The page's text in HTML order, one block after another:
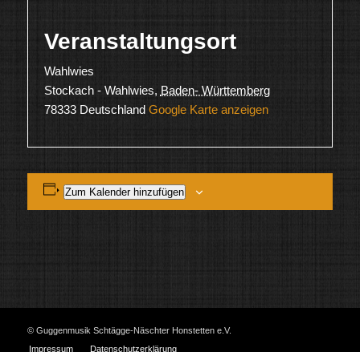
Veranstaltungsort
Wahlwies
Stockach - Wahlwies, Baden- Württemberg
78333 Deutschland Google Karte anzeigen
Zum Kalender hinzufügen
© Guggenmusik Schtägge-Näschter Honstetten e.V.
Impressum
Datenschutzerklärung